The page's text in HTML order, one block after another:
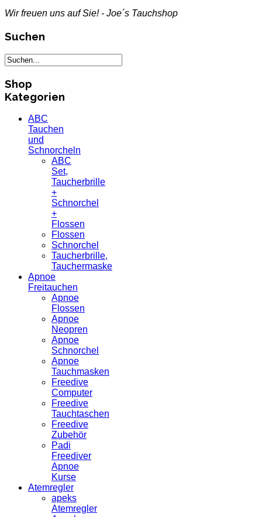
Wir freuen uns auf Sie! - Joe´s Tauchshop
Suchen
Shop
Kategorien
ABC
Tauchen
und
Schnorcheln
ABC
Set,
Taucherbrille
+
Schnorchel
+
Flossen
Flossen
Schnorchel
Taucherbrille,
Tauchermaske
Apnoe
Freitauchen
Apnoe
Flossen
Apnoe
Neopren
Apnoe
Schnorchel
Apnoe
Tauchmasken
Freedive
Computer
Freedive
Tauchtaschen
Freedive
Zubehör
Padi
Freediver
Apnoe
Kurse
Atemregler
apeks
Atemregler